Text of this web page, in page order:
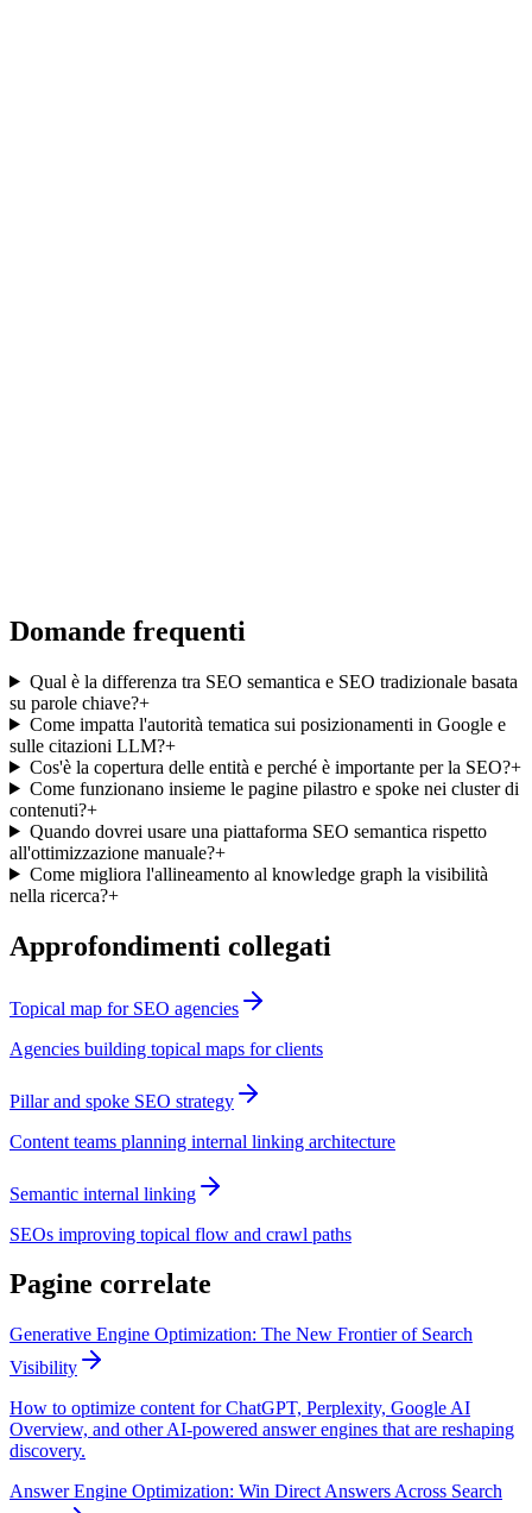
Domande frequenti
Qual è la differenza tra SEO semantica e SEO tradizionale basata
su parole chiave?+
Come impatta l'autorità tematica sui posizionamenti in Google e
sulle citazioni LLM?+
Cos'è la copertura delle entità e perché è importante per la SEO?+
Come funzionano insieme le pagine pilastro e spoke nei cluster di
contenuti?+
Quando dovrei usare una piattaforma SEO semantica rispetto
all'ottimizzazione manuale?+
Come migliora l'allineamento al knowledge graph la visibilità
nella ricerca?+
Approfondimenti collegati
Topical map for SEO agencies
Agencies building topical maps for clients
Pillar and spoke SEO strategy
Content teams planning internal linking architecture
Semantic internal linking
SEOs improving topical flow and crawl paths
Pagine correlate
Generative Engine Optimization: The New Frontier of Search
Visibility
How to optimize content for ChatGPT, Perplexity, Google AI
Overview, and other AI-powered answer engines that are reshaping
discovery.
Answer Engine Optimization: Win Direct Answers Across Search